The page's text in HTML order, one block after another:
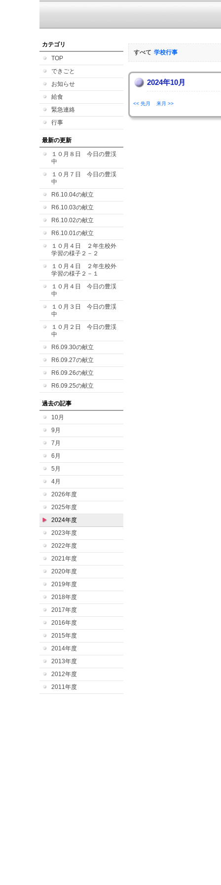
カテゴリ
TOP
できごと
お知らせ
給食
緊急連絡
行事
最新の更新
１０月８日 今日の豊渓
中
１０月７日 今日の豊渓
中
R6.10.04の献立
R6.10.03の献立
R6.10.02の献立
R6.10.01の献立
１０月４日 ２年生校外
学習の様子２－２
１０月４日 ２年生校外
学習の様子２－１
１０月４日 今日の豊渓
中
１０月３日 今日の豊渓
中
１０月２日 今日の豊渓
中
R6.09.30の献立
R6.09.27の献立
R6.09.26の献立
R6.09.25の献立
過去の記事
10月
9月
7月
6月
5月
4月
2026年度
2025年度
2024年度
2023年度
2022年度
2021年度
2020年度
2019年度
2018年度
2017年度
2016年度
2015年度
2014年度
2013年度
2012年度
2011年度
すべて 学校行事
2024年10月
<< 先月 来月 >>